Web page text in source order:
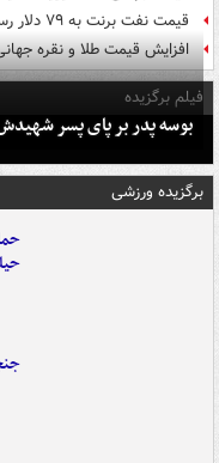
قیمت نفت برنت به ۷۹ دلار رسید
افزایش قیمت طلا و نقره
فیلم برگزیده
بوسه‌ پدر بر پای پسر
برگزیده ورزشی